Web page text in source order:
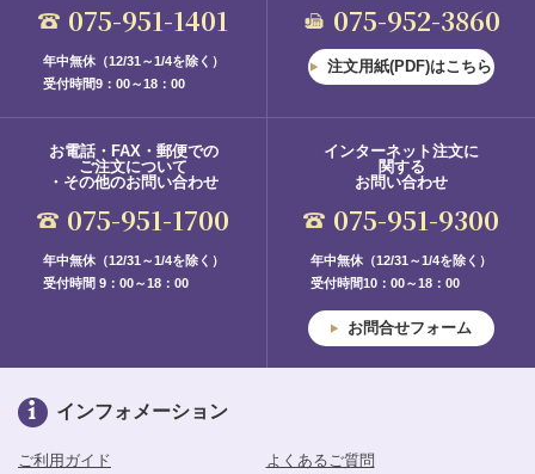
075-951-1401
年中無休（12/31～1/4を除く）
受付時間9：00～18：00
075-952-3860
注文用紙(PDF)はこちら
お電話・FAX・郵便での
ご注文について
・その他のお問い合わせ
075-951-1700
年中無休（12/31～1/4を除く）
受付時間 9：00～18：00
インターネット注文に
関する
お問い合わせ
075-951-9300
年中無休（12/31～1/4を除く）
受付時間10：00～18：00
お問合せフォーム
インフォメーション
ご利用ガイド
よくあるご質問